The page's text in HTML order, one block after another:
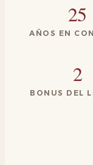
25
AÑOS EN
2
BONUS DEL